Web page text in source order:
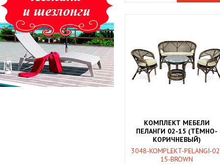
КОМПЛЕКТ МЕБЕЛИ
ПЕЛАНГИ 02-15 (ТЁМНО-
КОРИЧНЕВЫЙ)
3048-KOMPLEKT-PELANGI-
15-BROWN